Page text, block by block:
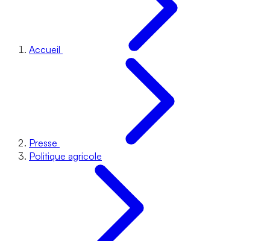
Accueil
Presse
Politique agricole